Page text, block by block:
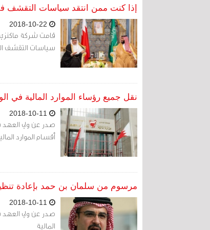
إذا كنت ممن انتقد سياسات
قامت شركة
سياسات التقشف
نقل جميع رؤساء الموارد المالية في
أقسام الموارد
مرسوم من سلمان بن حمد بإعادة تنظيم
المالية